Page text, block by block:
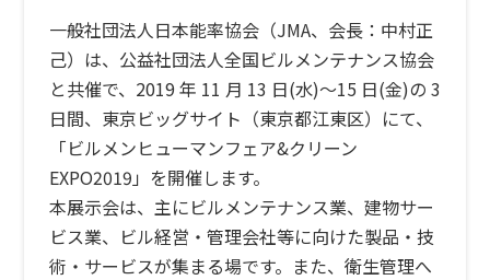
一般社団法人日本能率協会（JMA、会長：中村正
己）は、公益社団法人全国ビルメンテナンス協会
と共催で、2019 年 11 月 13 日(水)～15 日(金)の 3
日間、東京ビッグサイト（東京都江東区）にて、
「ビルメンヒューマンフェア&クリーン
EXPO2019」を開催します。
本展示会は、主にビルメンテナンス業、建物サー
ビス業、ビル経営・管理会社等に向けた製品・技
術・サービスが集まる場です。また、衛生管理へ